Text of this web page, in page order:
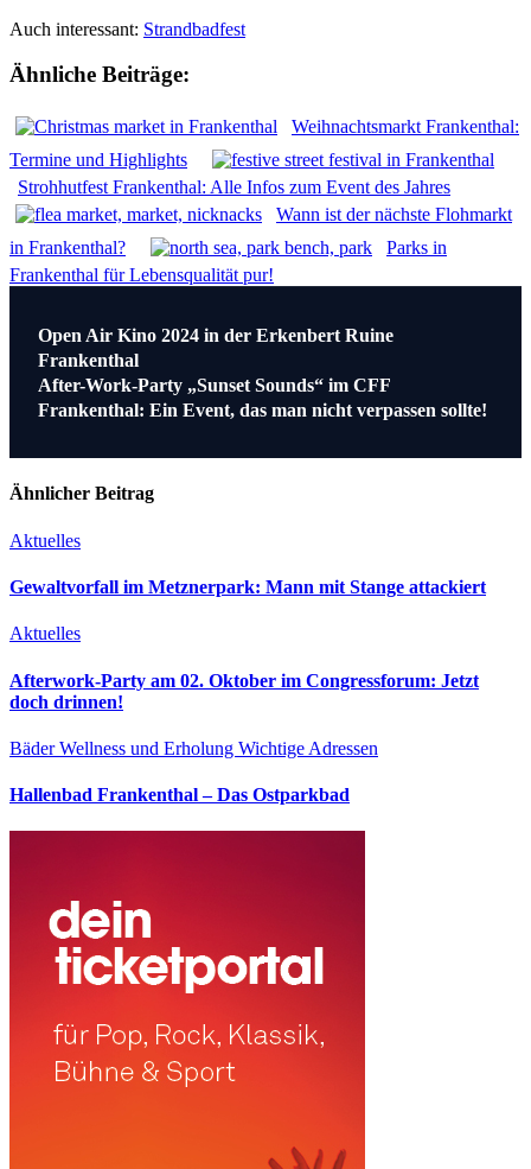
Auch interessant: Strandbadfest
Ähnliche Beiträge:
Weihnachtsmarkt Frankenthal:
Termine und Highlights
Strohhutfest Frankenthal: Alle Infos zum Event des Jahres
Wann ist der nächste Flohmarkt
in Frankenthal?
Parks in
Frankenthal für Lebensqualität pur!
Beitragsnavigation
Open Air Kino 2024 in der Erkenbert Ruine
Frankenthal
After-Work-Party „Sunset Sounds“ im CFF
Frankenthal: Ein Event, das man nicht verpassen sollte!
Ähnlicher Beitrag
Aktuelles
Gewaltvorfall im Metznerpark: Mann mit Stange attackiert
Aktuelles
Afterwork-Party am 02. Oktober im Congressforum: Jetzt
doch drinnen!
BäderWellness und Erholung Wichtige Adressen
Hallenbad Frankenthal – Das Ostparkbad